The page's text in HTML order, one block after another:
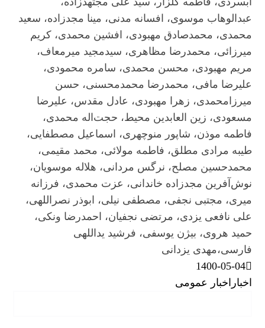
عبدالوهاب موسوی، افسانه مدنی، مینا مجدزاده، سعید
محمدی، محمدصادق مهبودی، افشین محمدی، کریم
میرزائی، محمدرضا مظاهری، سیدمجید میرمعاف،
مریم مهبودی، محسن محمدی، سامره محمودی،
علیرضا مافی، محمدرضا محمدمحسنی، حسن
میرزامحمدی، زهرا مهبودی، عادل مقدس، علیرضا
مسعودی، زین العابدین محیط، حجت‌اله محمدی،
فاطمه موذن، شاپور منوچهری، اسماعیل مصطفایی،
طیبه مرادی مطلق، فاطمه مولائی، محمد مقیمی،
محمدحسین مصلح، نرگس مردانی، هلاله موسویان،
نوش‌آفرین مجدزاده خاندانی، عزت محمدی، فرزانه
میری، مجتبی نجفی، مصطفی نیلی، ابوذر نصراللهی،
علی نافعی یزدی، مرتضی نجفیان، احمدرضا ونکی،
حمید هروی، بیژن یوسفی، فرشید یداللهی
فارسی،مهدی یزدانی
1400-05-04
اخبار اخبار عمومی